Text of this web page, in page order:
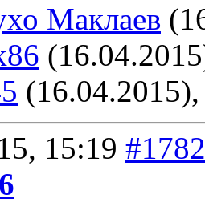
Маклаев
15:19 #1782